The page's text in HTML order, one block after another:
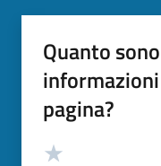
Quanto
pagina?
Valutazione